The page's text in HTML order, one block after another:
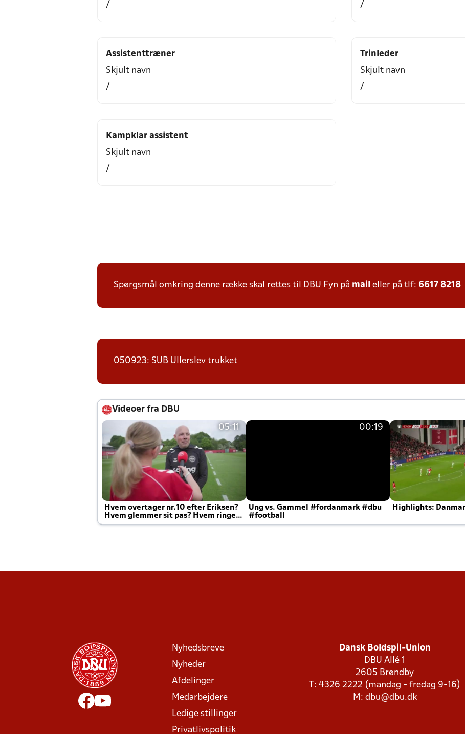
/
/
Assistenttræner
Skjult navn
/
Trinleder
Skjult navn
/
Kampklar assistent
Skjult navn
/
Spørgsmål omkring denne række skal rettes til DBU Fyn på mail eller på tlf: 6617 8218
050923: SUB Ullerslev trukket
Videoer fra DBU
05:11
Hvem overtager nr.10 efter Eriksen?
Hvem glemmer sit pas? Hvem ringer
Joachim altid til efter kampe?
00:19
Ung vs. Gammel #fordanmark #dbu
#football
Highlights:
Nyhedsbreve
Nyheder
Afdelinger
Medarbejdere
Ledige stillinger
Privatlivspolitik
Dansk Boldspil-Union
DBU Allé 1
2605 Brøndby
T: 4326 2222 (mandag - fredag 9-16)
M: dbu@dbu.dk